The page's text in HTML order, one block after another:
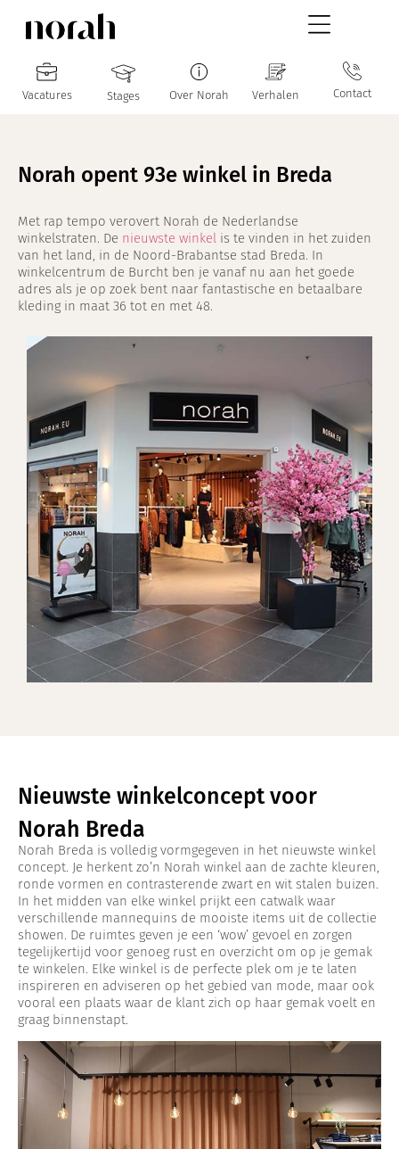
Vacatures Stages Over Norah Verhalen Contact
Norah opent 93e winkel in Breda
Met rap tempo verovert Norah de Nederlandse
winkelstraten. De nieuwste winkel is te vinden in het zuiden
van het land, in de Noord-Brabantse stad Breda. In
winkelcentrum de Burcht ben je vanaf nu aan het goede
adres als je op zoek bent naar fantastische en betaalbare
kleding in maat 36 tot en met 48.
Nieuwste winkelconcept voor
Norah Breda
Norah Breda is volledig vormgegeven in het nieuwste winkel
concept. Je herkent zo’n Norah winkel aan de zachte kleuren,
ronde vormen en contrasterende zwart en wit stalen buizen.
In het midden van elke winkel prijkt een catwalk waar
verschillende mannequins de mooiste items uit de collectie
showen. De ruimtes geven je een ‘wow’ gevoel en zorgen
tegelijkertijd voor genoeg rust en overzicht om op je gemak
te winkelen. Elke winkel is de perfecte plek om je te laten
inspireren en adviseren op het gebied van mode, maar ook
vooral een plaats waar de klant zich op haar gemak voelt en
graag binnenstapt.